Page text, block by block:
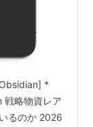
*
戦略物資レア
るのか 2026